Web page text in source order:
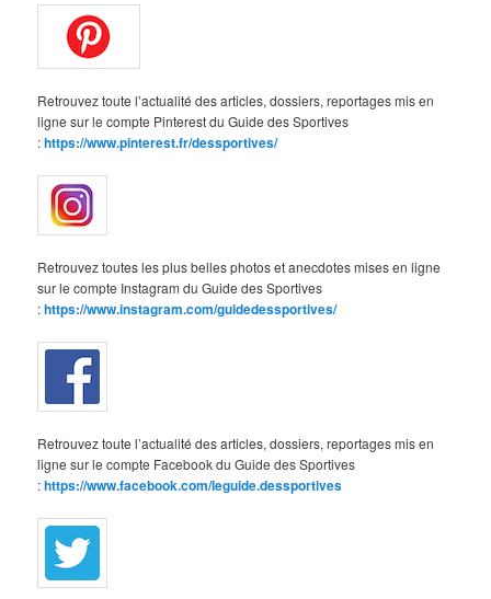
Retrouvez toute l’actualité des articles, dossiers, reportages mis en
ligne sur le compte Pinterest du Guide des Sportives
:https://www.pinterest.fr/dessportives/
Retrouvez toutes les plus belles photos et anecdotes mises en ligne
sur le compte Instagram du Guide des Sportives
:https://www.instagram.com/guidedessportives/
Retrouvez toute l’actualité des articles, dossiers, reportages mis en
ligne sur le compte Facebook du Guide des Sportives
:https://www.facebook.com/leguide.dessportives